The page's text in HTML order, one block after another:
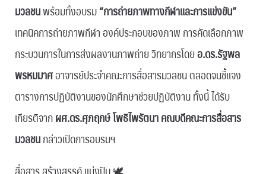
มวลชนพร้อมทั้งอบรม“การถ่ายภาพทางกีฬาและการแข่งขัน”
เทคนิคการถ่ายภาพกีฬา องค์ประกอบของภาพ การคัดเลือกภาพ
กระบวนการในการส่งผลงานภาพถ่าย วิทยากรโดยอ.ดร.รัฐพล
พรหมมาศอาจารย์ประจำคณะการสื่อสารมวลชน ตลอดจนชี้แจง
ตารางการปฏิบัติงานของนักศึกษาช่วยปฏิบัติงาน ทั้งนี้ ได้รับ
เกียรติจากผศ.ดร.ศุภฤกษ์ โพธิไพรัตนา คณบดีคณะการสื่อสาร
มวลชนกล่าวเปิดการอบรมฯ